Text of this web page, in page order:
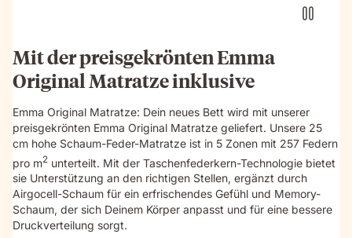
Mit der preisgekrönten Emma
Original Matratze inklusive
Emma Original Matratze: Dein neues Bett wird mit unserer
preisgekrönten Emma Original Matratze geliefert. Unsere 25
cm hohe Schaum-Feder-Matratze ist in 5 Zonen mit 257 Federn
pro m2 unterteilt. Mit der Taschenfederkern-Technologie bietet
sie Unterstützung an den richtigen Stellen, ergänzt durch
Airgocell-Schaum für ein erfrischendes Gefühl und Memory-
Schaum, der sich Deinem Körper anpasst und für eine bessere
Druckverteilung sorgt.